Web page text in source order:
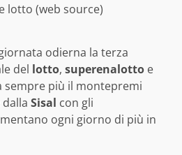
lotto (web source)
odierna la terza
del lotto, superenalotto e
sempre più il montepremi
Sisal con gli
ogni giorno di più in